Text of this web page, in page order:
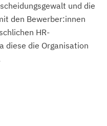
und die
den Bewerber:innen
HR-
diese die Organisation